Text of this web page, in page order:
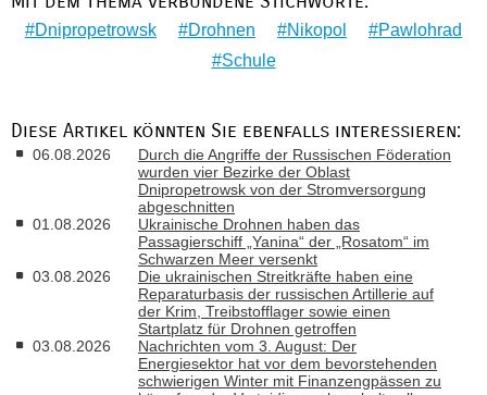
Dnipropetrowsk Drohnen Nikopol
Pawlohrad
Schule
Diese Artikel könnten Sie ebenfalls interessieren:
06.08.2026
Durch die Angriffe der Russischen Föderation
wurden vier Bezirke der Oblast
Dnipropetrowsk von der Stromversorgung
abgeschnitten
01.08.2026
Ukrainische Drohnen haben das
Passagierschiff „Yanina“ der „Rosatom“ im
Schwarzen Meer versenkt
03.08.2026
Die ukrainischen Streitkräfte haben eine
Reparaturbasis der russischen Artillerie auf
der Krim, Treibstofflager sowie einen
Startplatz für Drohnen getroffen
03.08.2026
Nachrichten vom 3. August: Der
Energiesektor hat vor dem bevorstehenden
schwierigen Winter mit Finanzengpässen zu